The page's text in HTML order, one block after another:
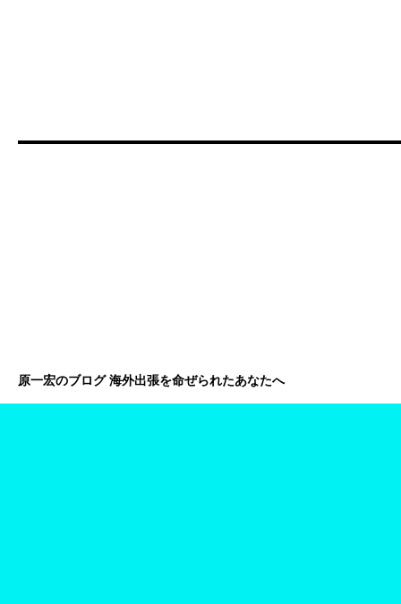
原一宏のブログ 海外出張を命ぜられたあなたへ